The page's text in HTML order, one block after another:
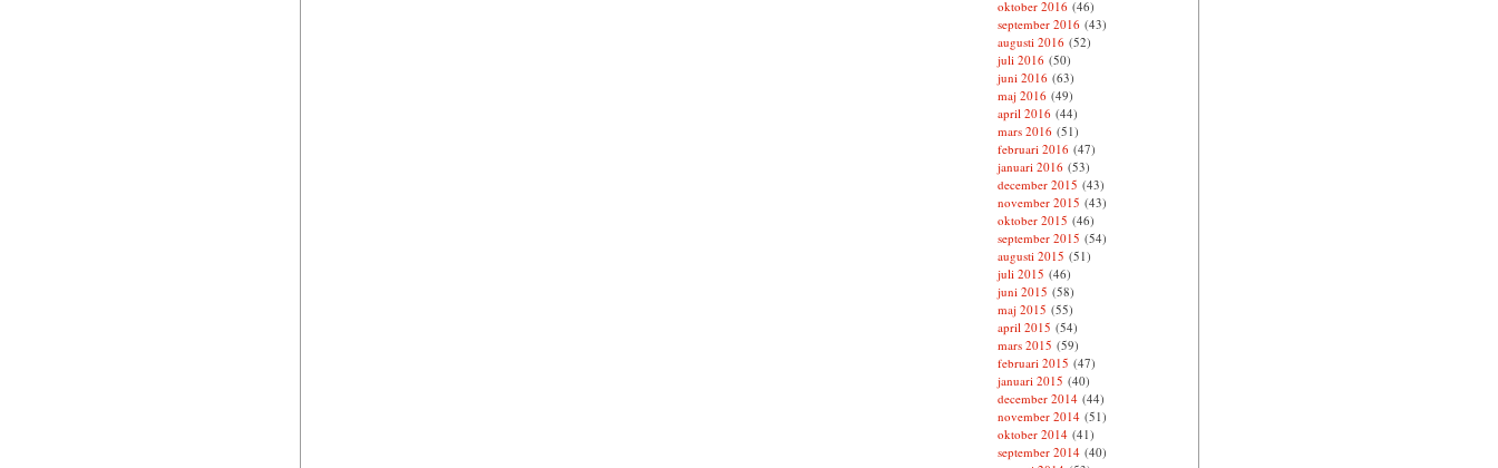
oktober 2016(46)
september 2016(43)
augusti 2016(52)
juli 2016(50)
juni 2016(63)
maj 2016(49)
april 2016(44)
mars 2016(51)
februari 2016(47)
januari 2016(53)
december 2015 (43)
november 2015 (43)
oktober 2015 (46)
september 2015 (54)
augusti 2015 (51)
juli 2015 (46)
juni 2015 (58)
maj 2015 (55)
april 2015 (54)
mars 2015 (59)
februari 2015 (47)
januari 2015 (40)
december 2014(44)
november 2014(51)
oktober 2014(41)
september 2014(40)